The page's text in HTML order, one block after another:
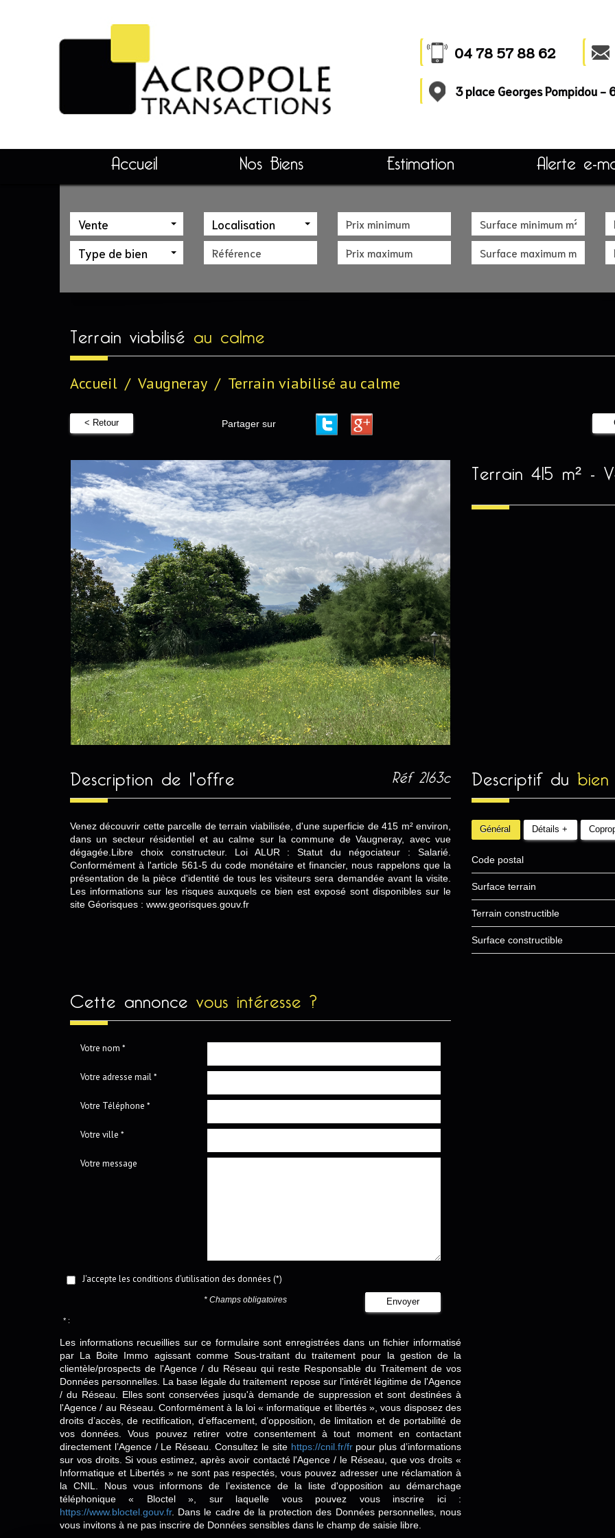
04 78 57 88 62
3 place Georges Pompidou -
Accueil Nos Biens Estimation Alerte e-
Vente
Type de bien
Localisation
terrain viabilisé au calme
Accueil Vaugneray Terrain viabilisé au calme
< Retour Partager sur
terrain 415 m² -
description de l'offre Réf 2163c
Venez découvrir cette parcelle de terrain viabilisée, d'une superficie de 415 m² environ,
dans un secteur résidentiel et au calme sur la commune de Vaugneray, avec vue
dégagée.Libre choix constructeur. Loi ALUR : Statut du négociateur : Salarié.
Conformément à l'article 561-5 du code monétaire et financier, nous rappelons que la
présentation de la pièce d'identité de tous les visiteurs sera demandée avant la visite.
Les informations sur les risques auxquels ce bien est exposé sont disponibles sur le
site Géorisques : www.georisques.gouv.fr
descriptif du bien
Général Détails +
Code postal
surface terrain
Terrain constructible
Surface constructible
cette annonce vous intéresse ?
Votre nom *
Votre adresse mail *
Votre Téléphone *
Votre ville *
Votre message
J'accepte les conditions d'utilisation des données (*)
Envoyer
* Champs obligatoires
* :
Les informations recueillies sur ce formulaire sont enregistrées dans un fichier informatisé
par La Boite Immo agissant comme Sous-traitant du traitement pour la gestion de la
clientèle/prospects de l'Agence / du Réseau qui reste Responsable du Traitement de vos
Données personnelles. La base légale du traitement repose sur l'intérêt légitime de l'Agence
/ du Réseau. Elles sont conservées jusqu'à demande de suppression et sont destinées à
l'Agence / au Réseau. Conformément à la loi « informatique et libertés », vous disposez des
droits d’accès, de rectification, d’effacement, d’opposition, de limitation et de portabilité de
vos données. Vous pouvez retirer votre consentement à tout moment en contactant
directement l’Agence / Le Réseau. Consultez le site https://cnil.fr/frpour plus d’informations
sur vos droits. Si vous estimez, après avoir contacté l'Agence / le Réseau, que vos droits «
Informatique et Libertés » ne sont pas respectés, vous pouvez adresser une réclamation à
la CNIL. Nous vous informons de l’existence de la liste d'opposition au démarchage
téléphonique « Bloctel », sur laquelle vous pouvez vous inscrire ici :
https://www.bloctel.gouv.fr. Dans le cadre de la protection des Données personnelles, nous
vous invitons à ne pas inscrire de Données sensibles dans le champ de saisie libre.